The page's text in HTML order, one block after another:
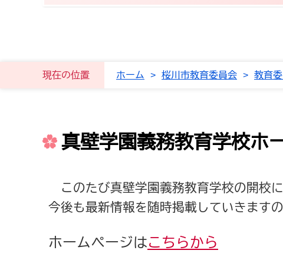
現在の位置 ホーム > 桜川市教育委員会 > 教育
真壁学園義務教育学校ホ
このたび真壁学園義務教育学校の開校
今後も最新情報を随時掲載していきます
ホームページはこちらから